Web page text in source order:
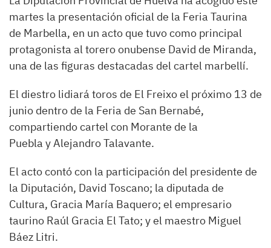
martes la presentación oficial de la Feria Taurina
de Marbella, en un acto que tuvo como principal
protagonista al torero onubense David de Miranda,
una de las figuras destacadas del cartel marbellí.
El diestro lidiará toros de El Freixo el próximo 13 de
junio dentro de la Feria de San Bernabé,
compartiendo cartel con Morante de la
Puebla y Alejandro Talavante.
El acto contó con la participación del presidente de
la Diputación, David Toscano; la diputada de
Cultura, Gracia María Baquero; el empresario
taurino Raúl Gracia El Tato; y el maestro Miguel
Báez Litri.